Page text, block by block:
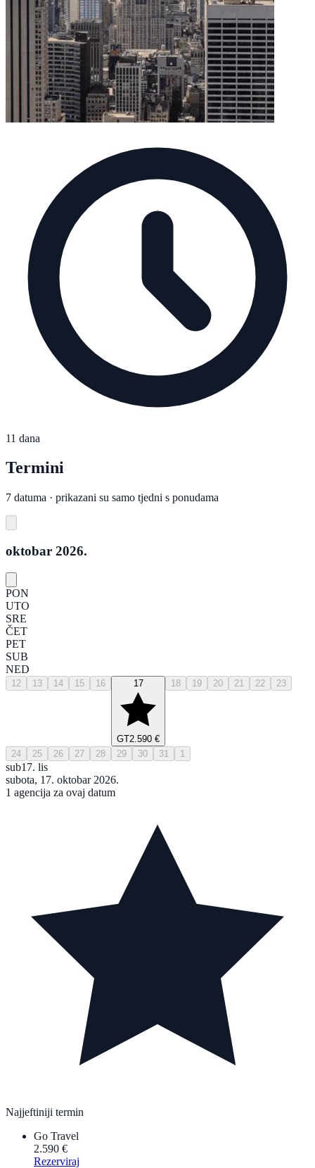
11 dana
Termini
7 datuma · prikazani su samo tjedni s ponudama
oktobar 2026.
PON
UTO
SRE
ČET
PET
SUB
NED
12 13 14 15 16 17
GT2.590 €
18 19 20 21 22 23
24 25 26 27 28 29 30 31 1
sub17. lis
subota, 17. oktobar 2026.
1 agencija za ovaj datum
Najjeftiniji termin
Go Travel
2.590 €
Rezerviraj